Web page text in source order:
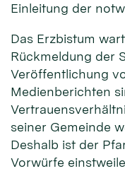
Einleitung der
Das Erzbistum
Rückmeldung der
Veröffentlichung
Medienberichten
seiner Gemeinde
Deshalb ist der
Vorwürfe